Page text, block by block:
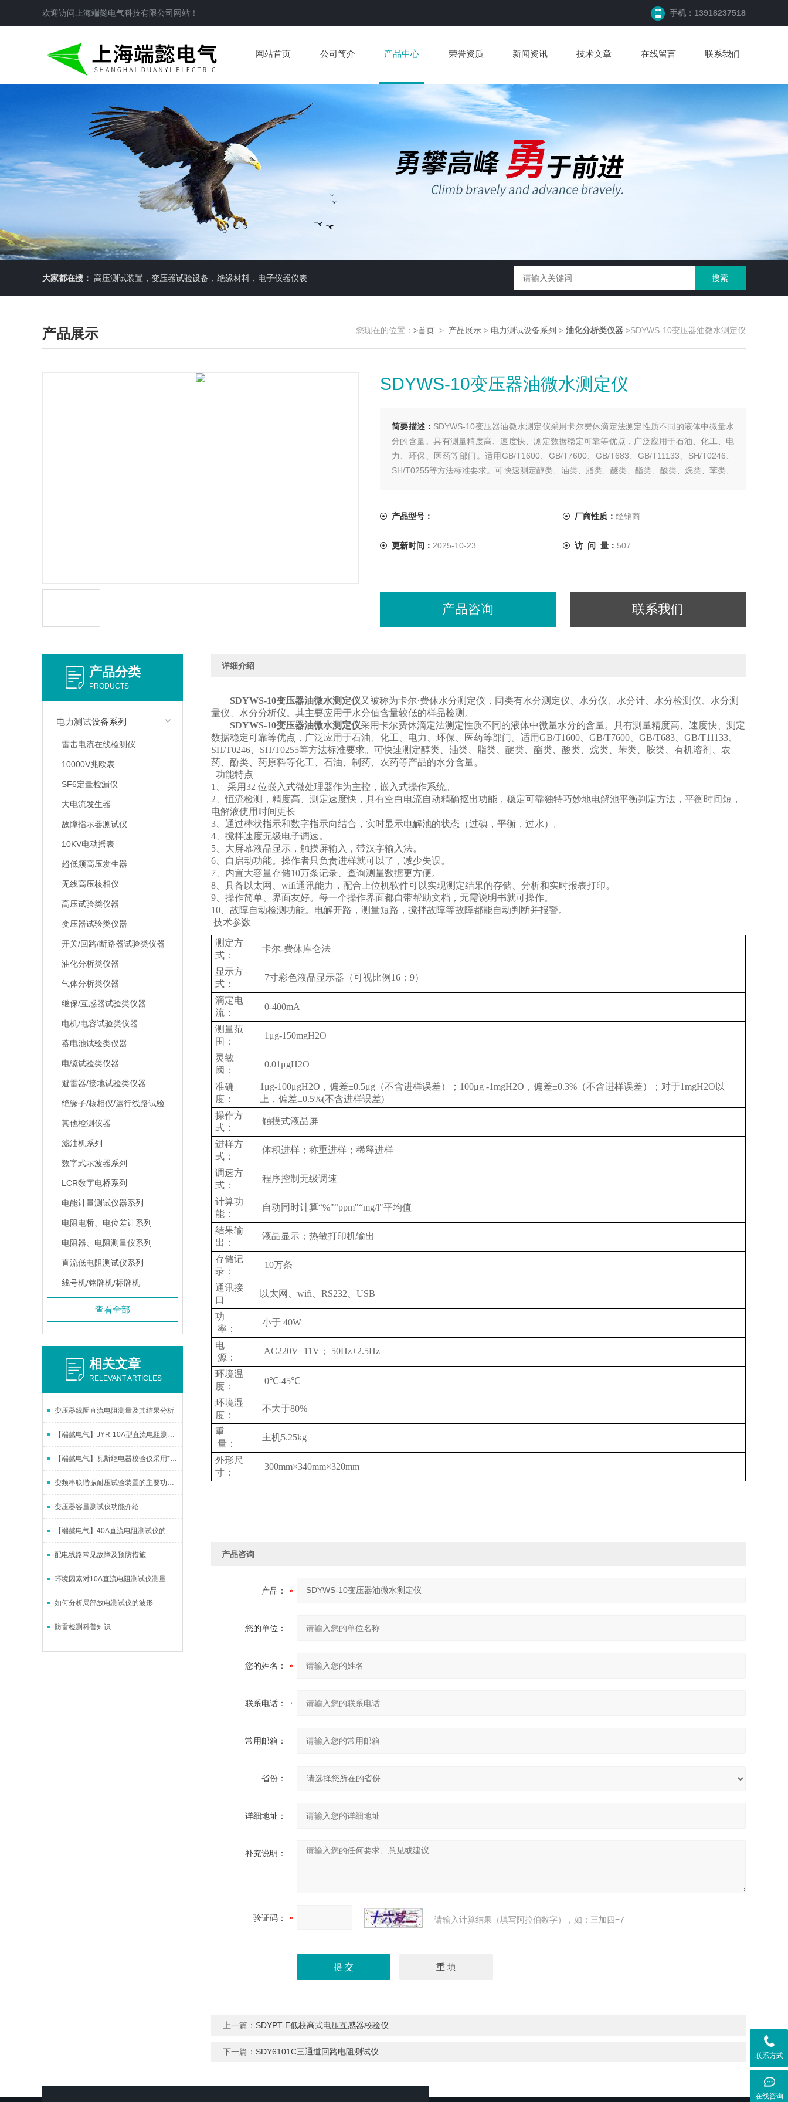
欢迎访问 上海端懿电气科技有限公司 网站！ 手机：13918237518
网站首页 公司简介 产品中心 荣誉资质 新闻资讯 技术文章 在线留言 联系我们
大家都在搜： 高压测试装置，变压器试验设备，绝缘材料，电子仪器仪表
产品展示 您现在的位置： >首页 > 产品展示 > 电力测试设备系列 > 油化分析类仪器 >SDYWS-10变压器油微水测定仪
SDYWS-10变压器油微水测定仪
简要描述： SDYWS-10变压器油微水测定仪采用卡尔费休滴定法测定性质不同的液体中微量水
分的含量。具有测量精度高、速度快、测定数据稳定可靠等优点，广泛应用于石油、化工、电
力、环保、医药等部门。适用GB/T1600、GB/T7600、GB/T683、GB/T11133、SH/T0246、
SH/T0255等方法标准要求。可快速测定醇类、油类、脂类、醚类、酯类、酸类、烷类、苯类、
产品型号： 厂商性质： 经销商
更新时间： 2025-10-23 访 问 量： 507
产品咨询 联系我们
产品分类
PRODUCTS
电力测试设备系列
雷击电流在线检测仪
10000V兆欧表
SF6定量检漏仪
大电流发生器
故障指示器测试仪
10KV电动摇表
超低频高压发生器
无线高压核相仪
高压试验类仪器
变压器试验类仪器
开关/回路/断路器试验类仪器
油化分析类仪器
气体分析类仪器
继保/互感器试验类仪器
电机/电容试验类仪器
蓄电池试验类仪器
电缆试验类仪器
避雷器/接地试验类仪器
其他检测仪器
滤油机系列
数字式示波器系列
LCR数字电桥系列
电能计量测试仪器系列
电阻电桥、电位差计系列
电阻器、电阻测量仪系列
直流低电阻测试仪系列
线号机/铭牌机/标牌机
查看全部
相关文章
RELEVANT ARTICLES
变压器线圈直流电阻测量及其结果分析
【端懿电气】JYR-10A型直流电阻测试仪
【端懿电气】瓦斯继电器校验仪采用*化设计
变频串联谐振耐压试验装置的主要功能及其技术特点
变压器容量测试仪功能介绍
【端懿电气】40A直流电阻测试仪的测试准备和操作详解
配电线路常见故障及预防措施
环境因素对10A直流电阻测试仪测量结果的影响
如何分析局部放电测试仪的波形
防雷检测科普知识
详细介绍
SDYWS-10变压器油微水测定仪又被称为卡尔·费休水分测定仪，同类有水分测定仪、水分仪、水分计、水分检测仪、水分测
量仪、水分分析仪。其主要应用于水分值含量较低的样品检测。
SDYWS-10变压器油微水测定仪采用卡尔费休滴定法测定性质不同的液体中微量水分的含量。具有测量精度高、速度快、测定
数据稳定可靠等优点，广泛应用于石油、化工、电力、环保、医药等部门。适用GB/T1600、GB/T7600、GB/T683、GB/T11133、
SH/T0246、SH/T0255等方法标准要求。可快速测定醇类、油类、脂类、醚类、酯类、酸类、烷类、苯类、胺类、有机溶剂、农
药、酚类、药原料等化工、石油、制药、农药等产品的水分含量。
功能特点
1、 采用32 位嵌入式微处理器作为主控，嵌入式操作系统。
2、恒流检测，精度高、测定速度快，具有空白电流自动精确抠出功能，稳定可靠独特巧妙地电解池平衡判定方法，平衡时间短，
电解液使用时间更长
3、通过棒状指示和数字指示向结合，实时显示电解池的状态（过碘，平衡，过水）。
4、搅拌速度无级电子调速。
5、大屏幕液晶显示，触摸屏输入，带汉字输入法。
6、自启动功能。操作者只负责进样就可以了，减少失误。
7、内置大容量存储10万条记录、查询测量数据更方便。
8、具备以太网、wifi通讯能力，配合上位机软件可以实现测定结果的存储、分析和实时报表打印。
9、操作简单、界面友好。每一个操作界面都自带帮助文档，无需说明书就可操作。
10、故障自动检测功能。电解开路，测量短路，搅拌故障等故障都能自动判断并报警。
技术参数
测定方
式：
卡尔-费休库仑法
显示方
式：
7寸彩色液晶显示器（可视比例16：9）
滴定电
流：
0-400mA
测量范
围：
1μg-150mgH2O
灵敏
阈：
0.01μgH2O
准确
度：
1μg-100μgH2O，偏差±0.5μg（不含进样误差）；100μg -1mgH2O，偏差±0.3%（不含进样误差）；对于1mgH2O以
上，偏差±0.5%(不含进样误差)
操作方
式：
触摸式液晶屏
进样方
式：
体积进样；称重进样；稀释进样
调速方
式：
程序控制无级调速
计算功
能：
自动同时计算“%"“ppm"“mg/l"平均值
结果输
出：
液晶显示；热敏打印机输出
存储记
录：
10万条
通讯接
口
以太网、 wifi、RS232、USB
功
率：
小于 40W
电
源：
AC220V±11V； 50Hz±2.5Hz
环境温
度：
0℃-45℃
环境湿
度：
不大于80%
重
量：
主机5.25kg
外形尺
寸：
300mm×340mm×320mm
产品咨询
产品：
您的单位：
您的姓名：
联系电话：
常用邮箱：
省份：
详细地址：
补充说明：
验证码： 请输入计算结果（填写阿拉伯数字），如：三加四=7
上一篇： SDYPT-E低校高式电压互感器校验仪
下一篇： SDY6101C三通道回路电阻测试仪 联系方式
在线咨询